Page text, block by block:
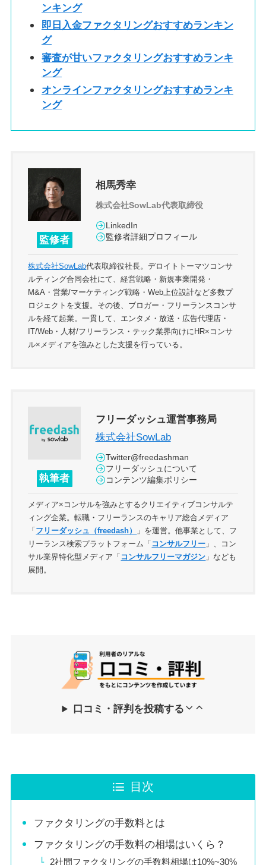
ンキング
即日入金ファクタリングおすすめランキン
グ
審査が甘いファクタリングおすすめランキ
ング
オンラインファクタリングおすすめランキ
ング
監修者
相馬秀幸
株式会社SowLab代表取締役
LinkedIn
監修者詳細プロフィール
株式会社SowLab代表取締役社長。デロイトトーマツコンサ
ルティング合同会社にて、経営戦略・新規事業開発・
M&A・営業/マーケティング戦略・Web上位設計など多数プ
ロジェクトを支援。その後、ブロガー・フリーランスコンサ
ルを経て起業。一貫して、エンタメ・放送・広告代理店・
IT/Web・人材/フリーランス・テック業界向けにHR×コンサ
ル×メディアを強みとした支援を行っている。
執筆者
フリーダッシュ運営事務局
株式会社SowLab
Twitter@freedashman
フリーダッシュについて
コンテンツ編集ポリシー
メディア×コンサルを強みとするクリエイティブコンサルテ
ィング企業。転職・フリーランスのキャリア総合メディア
「 フリーダッシュ（freedash）
」を運営。他事業として、フ
リーランス検索プラットフォーム「 コンサルフリー 」、コン
サル業界特化型メディア「 コンサルフリーマガジン 」なども
展開。
口コミ・評判を投稿する
目次
ファクタリングの手数料とは
ファクタリングの手数料の相場はいくら？
2社間ファクタリングの手数料相場は10%~30%